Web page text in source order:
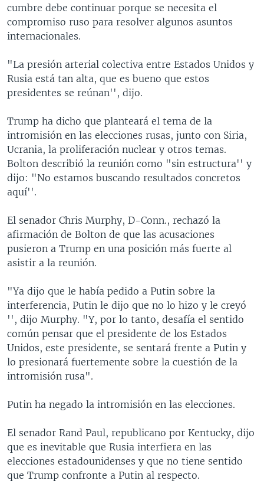
cumbre debe continuar porque se necesita el
compromiso ruso para resolver algunos asuntos
internacionales.
"La presión arterial colectiva entre Estados Unidos y
Rusia está tan alta, que es bueno que estos
presidentes se reúnan'', dijo.
Trump ha dicho que planteará el tema de la
intromisión en las elecciones rusas, junto con Siria,
Ucrania, la proliferación nuclear y otros temas.
Bolton describió la reunión como "sin estructura'' y
dijo: "No estamos buscando resultados concretos
aquí''.
El senador Chris Murphy, D-Conn., rechazó la
afirmación de Bolton de que las acusaciones
pusieron a Trump en una posición más fuerte al
asistir a la reunión.
"Ya dijo que le había pedido a Putin sobre la
interferencia, Putin le dijo que no lo hizo y le creyó
'', dijo Murphy. "Y, por lo tanto, desafía el sentido
común pensar que el presidente de los Estados
Unidos, este presidente, se sentará frente a Putin y
lo presionará fuertemente sobre la cuestión de la
intromisión rusa".
Putin ha negado la intromisión en las elecciones.
El senador Rand Paul, republicano por Kentucky, dijo
que es inevitable que Rusia interfiera en las
elecciones estadounidenses y que no tiene sentido
que Trump confronte a Putin al respecto.